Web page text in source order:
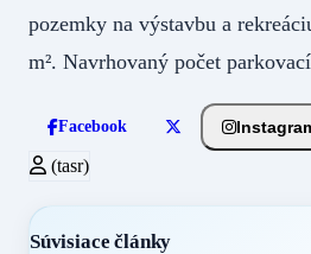
pozemky na výstavbu a
m². Navrhovaný počet
Facebook
(tasr)
Súvisiace články